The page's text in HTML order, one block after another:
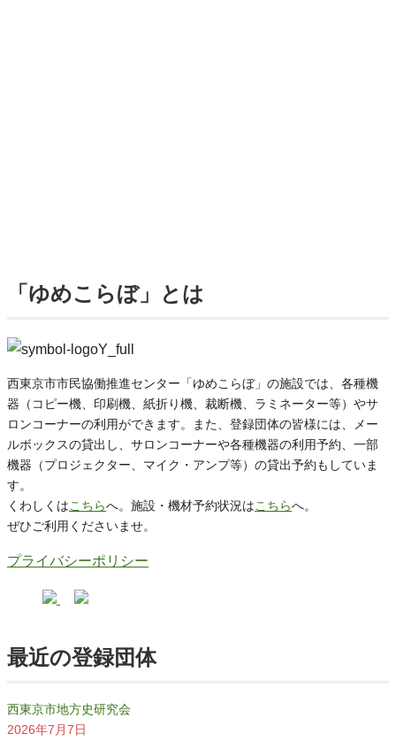
「ゆめこらぼ」とは
西東京市市民協働推進センター「ゆめこらぼ」の施設では、各種機
器（コピー機、印刷機、紙折り機、裁断機、ラミネーター等）やサ
ロンコーナーの利用ができます。また、登録団体の皆様には、メー
ルボックスの貸出し、サロンコーナーや各種機器の利用予約、一部
機器（プロジェクター、マイク・アンプ等）の貸出予約もしていま
す。
くわしくはこちらへ。施設・機材予約状況はこちらへ。
ぜひご利用くださいませ。
プライバシーポリシー
最近の登録団体
西東京市地方史研究会
2026年7月7日